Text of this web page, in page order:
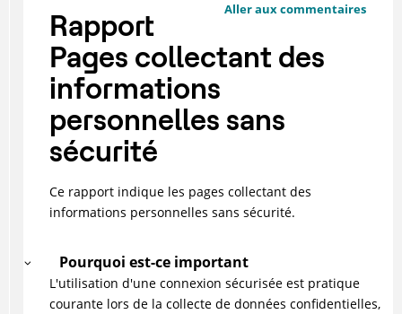
Aller aux commentaires
Rapport
Pages collectant des
informations
personnelles sans
sécurité
Ce rapport indique les pages collectant des
informations personnelles sans sécurité.
Pourquoi est-ce important
L'utilisation d'une connexion sécurisée est pratique
courante lors de la collecte de données confidentielles,